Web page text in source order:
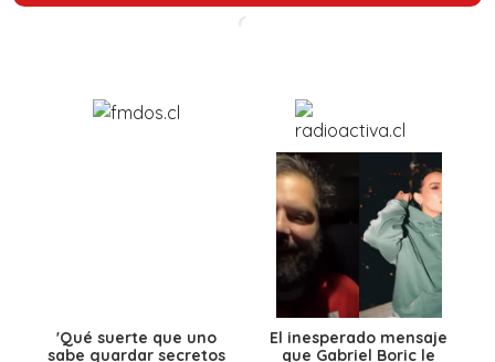
'Qué suerte que uno
sabe guardar secretos
El inesperado mensaje
que Gabriel Boric le